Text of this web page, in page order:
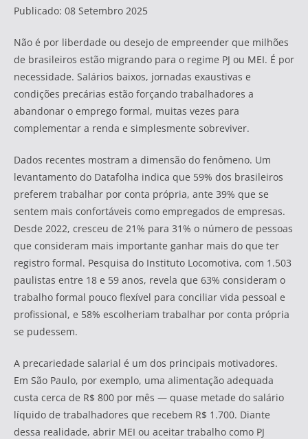
Publicado: 08 Setembro 2025
Não é por liberdade ou desejo de empreender que milhões
de brasileiros estão migrando para o regime PJ ou MEI. É por
necessidade. Salários baixos, jornadas exaustivas e
condições precárias estão forçando trabalhadores a
abandonar o emprego formal, muitas vezes para
complementar a renda e simplesmente sobreviver.
Dados recentes mostram a dimensão do fenômeno. Um
levantamento do Datafolha indica que 59% dos brasileiros
preferem trabalhar por conta própria, ante 39% que se
sentem mais confortáveis como empregados de empresas.
Desde 2022, cresceu de 21% para 31% o número de pessoas
que consideram mais importante ganhar mais do que ter
registro formal. Pesquisa do Instituto Locomotiva, com 1.503
paulistas entre 18 e 59 anos, revela que 63% consideram o
trabalho formal pouco flexível para conciliar vida pessoal e
profissional, e 58% escolheriam trabalhar por conta própria
se pudessem.
A precariedade salarial é um dos principais motivadores.
Em São Paulo, por exemplo, uma alimentação adequada
custa cerca de R$ 800 por mês — quase metade do salário
líquido de trabalhadores que recebem R$ 1.700. Diante
dessa realidade, abrir MEI ou aceitar trabalho como PJ